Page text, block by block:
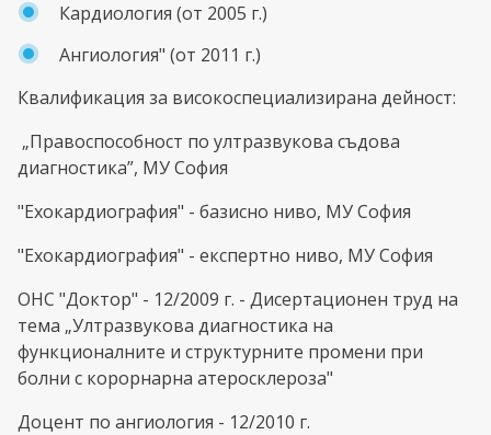
Кардиология (от 2005 г.)
Ангиология" (от 2011 г.)
Квалификация за високоспециализирана дейност:
„Правоспособност по ултразвукова съдова
диагностика”, МУ София
"Ехокардиография" - базисно ниво, МУ София
"Ехокардиография" - експертно ниво, МУ София
ОНС "Доктор" - 12/2009 г. - Дисертационен труд на
тема „Ултразвукова диагностика на
функционалните и структурните промени при
болни с корорнарна атеросклероза"
Доцент по ангиология - 12/2010 г.